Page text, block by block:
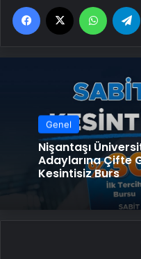
Facebook
Genel
Nişantaşı
Adaylarına Çifte
Kesintisiz Burs